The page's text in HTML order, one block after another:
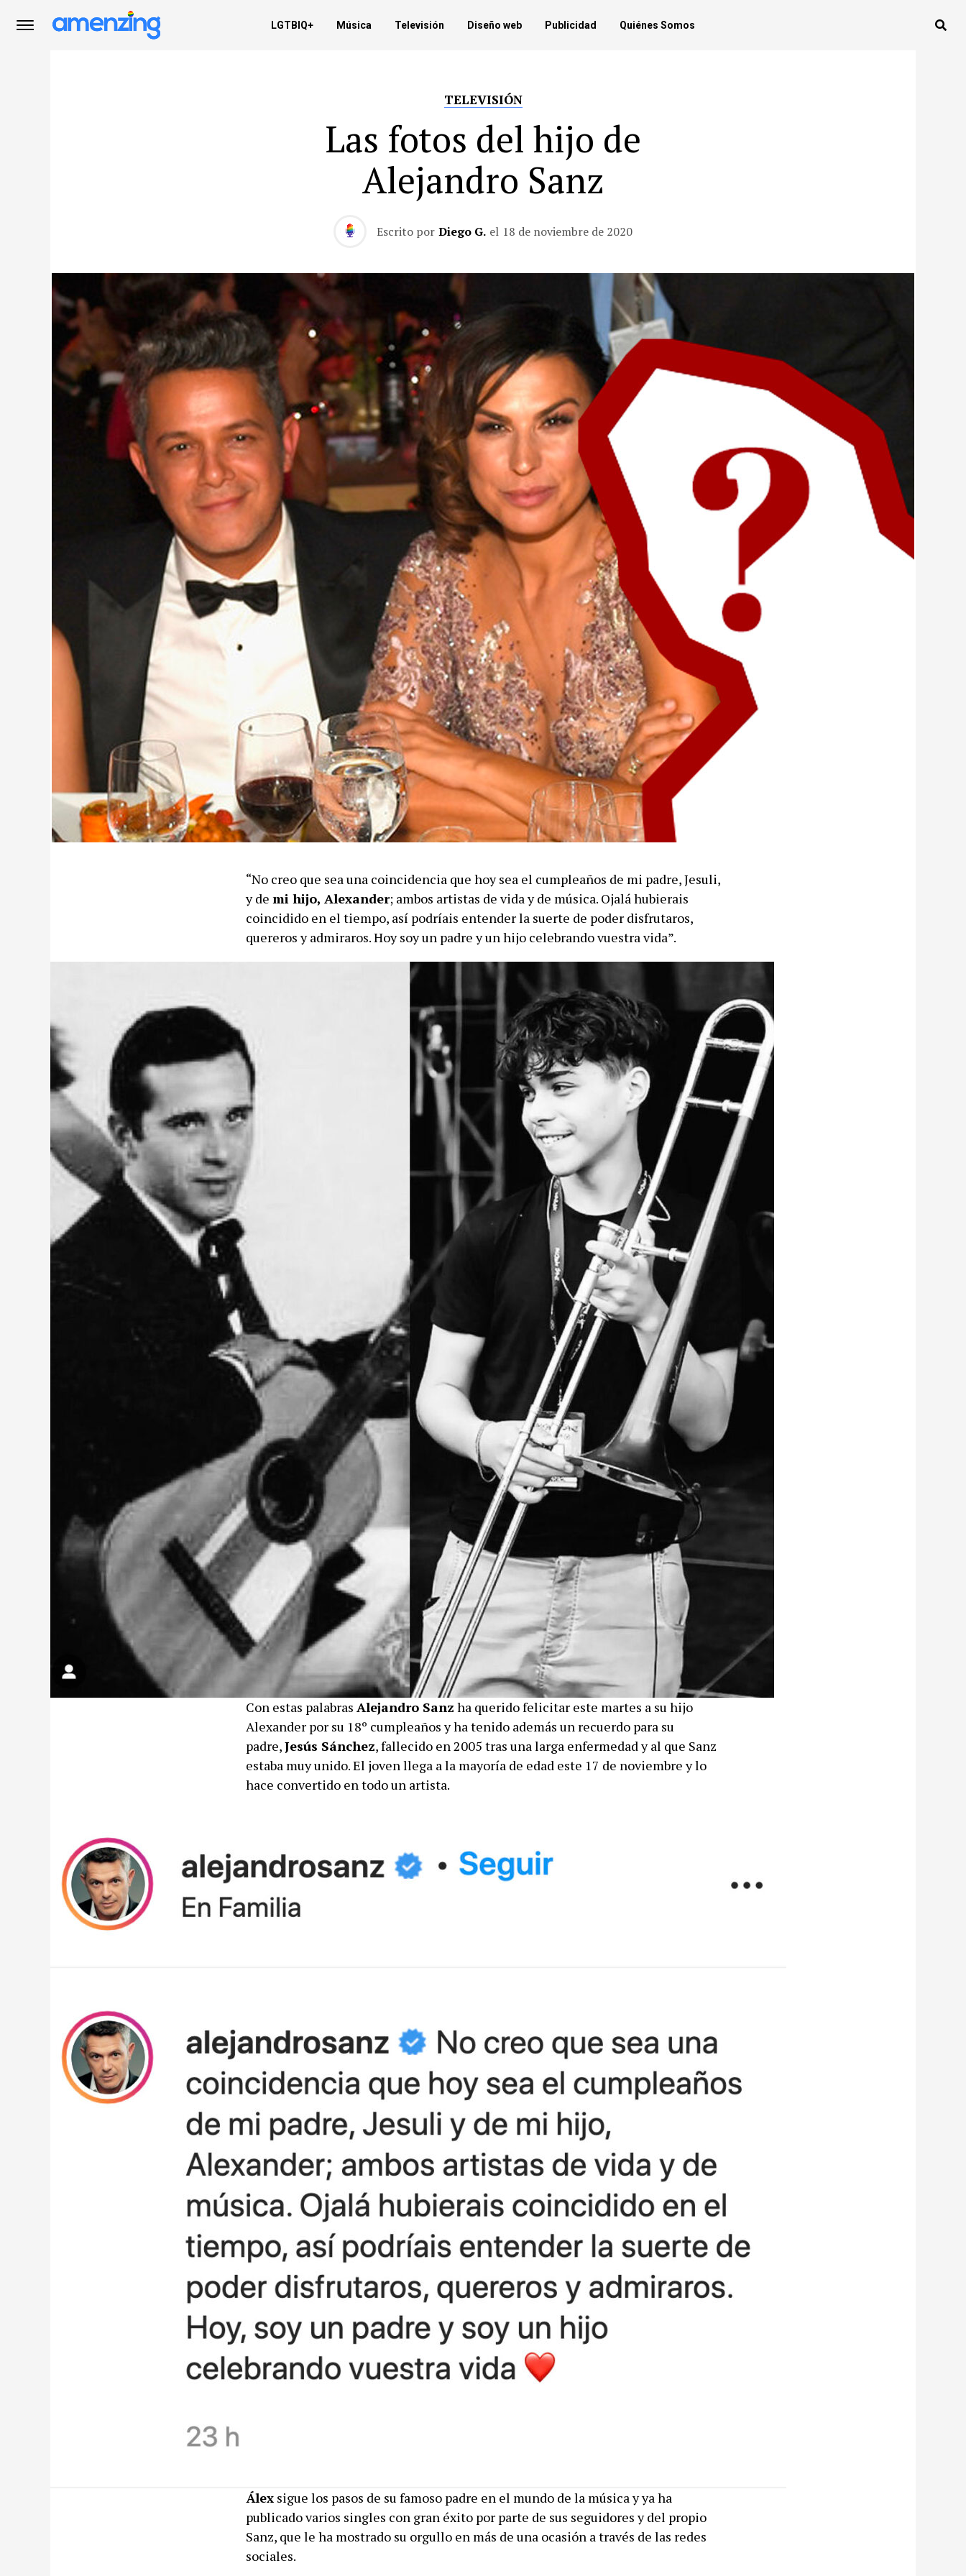
LGTBIQ+ Música Televisión Diseño web Publicidad Quiénes Somos
TELEVISIÓN
Las fotos del hijo de
Alejandro Sanz
Escrito por Diego G. el 18 de noviembre de 2020
“No creo que sea una coincidencia que hoy sea el cumpleaños de mi padre, Jesuli,
y de mi hijo, Alexander; ambos artistas de vida y de música. Ojalá hubierais
coincidido en el tiempo, así podríais entender la suerte de poder disfrutaros,
quereros y admiraros. Hoy soy un padre y un hijo celebrando vuestra vida”.
Con estas palabras Alejandro Sanz ha querido felicitar este martes a su hijo
Alexander por su 18º cumpleaños y ha tenido además un recuerdo para su
padre,Jesús Sánchez, fallecido en 2005 tras una larga enfermedad y al que Sanz
estaba muy unido. El joven llega a la mayoría de edad este 17 de noviembre y lo
hace convertido en todo un artista.
Álex sigue los pasos de su famoso padre en el mundo de la música y ya ha
publicado varios singles con gran éxito por parte de sus seguidores y del propio
Sanz, que le ha mostrado su orgullo en más de una ocasión a través de las redes
sociales.